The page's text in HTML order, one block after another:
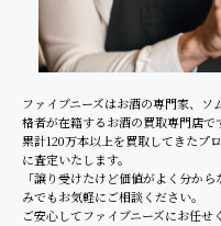
ファイブニーズはお酒の専門家、
格者が在籍するお酒の買取専門店で
累計120万本以上を買取してきたプ
に査定いたします。
「譲り受けたけど価値がよく分か
みでもお気軽にご相談ください。
ご安心してファイブニーズにお任せ